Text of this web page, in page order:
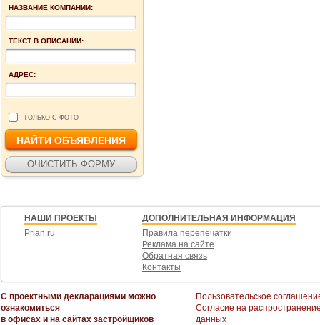
НАЗВАНИЕ КОМПАНИИ:
ТЕКСТ В ОПИСАНИИ:
АДРЕС:
ТОЛЬКО С ФОТО
НАШИ ПРОЕКТЫ
Prian.ru
ДОПОЛНИТЕЛЬНАЯ ИНФОРМАЦИЯ
Правила перепечатки
Реклама на сайте
Обратная связь
Контакты
С проектными декларациями можно
ознакомиться
в офисах и на сайтах застройщиков
Пользовательское
Согласие на
данных